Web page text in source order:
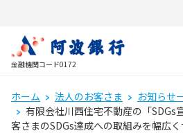
金融機関コード0172
ホーム 法人のお客さま お知らせ
有限会社川西住宅不動産の「SDGs
客さまのSDGs達成への取組みを幅広